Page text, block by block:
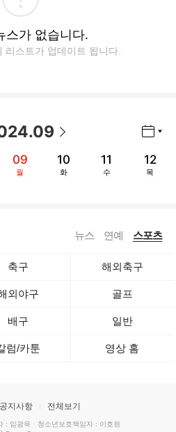
스가 없습니다.
리스트가 업데이트 됩니다.
.09
09
월
10
화
11
수
12
목
뉴스 연예 스포츠
축구 해외축구
외야구 골프
배구 일반
럼/카툰 영상 홈
공지사항 전체보기
: 임광욱 · 청소년보호책임자 : 이호원